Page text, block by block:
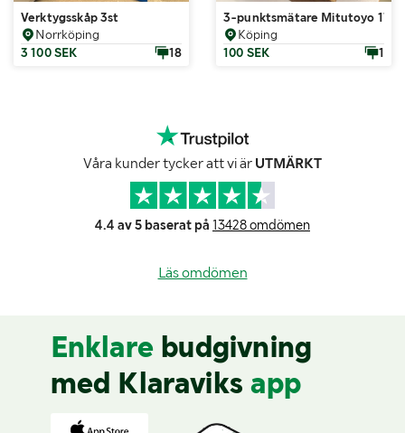
Verktygsskåp 3st
Norrköping
3 100 SEK
18
3-punktsmätare Mitutoyo 175-
Köping
100 SEK
1
Våra kunder tycker att vi är UTMÄRKT
4.4 av 5 baserat på 13428 omdömen
Läs omdömen
Enklare budgivning
med Klaraviks app